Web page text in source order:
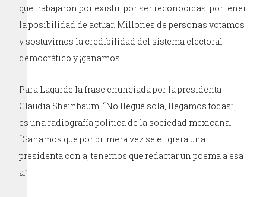
que trabajaron por existir, por ser reconocidas, por tener
la posibilidad de actuar. Millones de personas votamos
y sostuvimos la credibilidad del sistema electoral
democrático y ¡ganamos!
Para Lagarde la frase enunciada por la presidenta
Claudia Sheinbaum, “No llegué sola, llegamos todas”,
es una radiografía política de la sociedad mexicana.
“Ganamos que por primera vez se eligiera una
presidenta con a, tenemos que redactar un poema a esa
a.”